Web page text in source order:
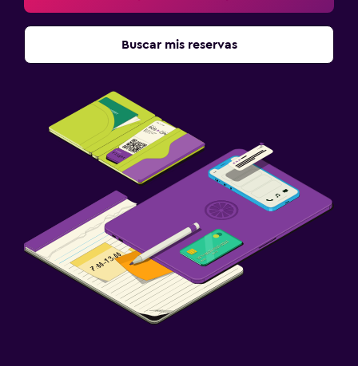
Buscar mis reservas